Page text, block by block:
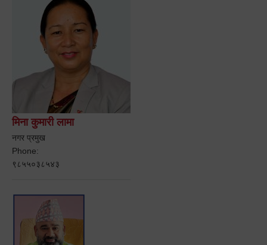
मिना कुमारी लामा
नगर प्रमुख
Phone:
९८५५०३८५४३